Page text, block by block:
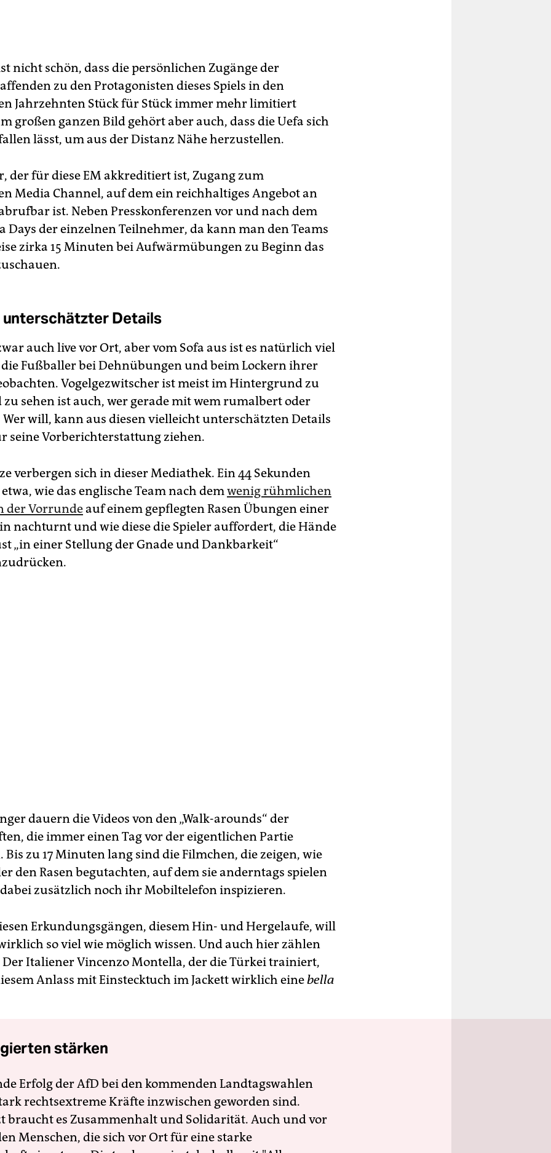
nicht schön, dass die persönlichen Zugänge der
zu den Protagonisten dieses Spiels in den
Jahrzehnten Stück für Stück immer mehr limitiert
großen ganzen Bild gehört aber auch, dass die Uefa sich
lässt, um aus der Distanz Nähe herzustellen.
der für diese EM akkreditiert ist, Zugang zum
Media Channel, auf dem ein reichhaltiges Angebot an
ist. Neben Presskonferenzen vor und nach dem
Days der einzelnen Teilnehmer, da kann man den Teams
zirka 15 Minuten bei Aufwärmübungen zu Beginn das
unterschätzter Details
auch live vor Ort, aber vom Sofa aus ist es natürlich viel
Fußballer bei Dehnübungen und beim Lockern ihrer
Vogelgezwitscher ist meist im Hintergrund zu
zu sehen ist auch, wer gerade mit wem rumalbert oder
will, kann aus diesen vielleicht unterschätzten Details
seine Vorberichterstattung ziehen.
verbergen sich in dieser Mediathek. Ein 44 Sekunden
wie das englische Team nach demwenig rühmlichen
der Vorrundeauf einem gepflegten Rasen Übungen einer
nachturnt und wie diese die Spieler auffordert, die Hände
„in einer Stellung der Gnade und Dankbarkeit“
dauern die Videos von den „Walk-arounds“ der
die immer einen Tag vor der eigentlichen Partie
zu 17 Minuten lang sind die Filmchen, die zeigen, wie
den Rasen begutachten, auf dem sie anderntags spielen
zusätzlich noch ihr Mobiltelefon inspizieren.
Erkundungsgängen, diesem Hin- und Hergelaufe, will
so viel wie möglich wissen. Und auch hier zählen
Der Italiener Vincenzo Montella, der die Türkei trainiert,
Anlass mit Einstecktuch im Jackett wirklich einebella
stärken
Erfolg der AfD bei den kommenden Landtagswahlen
rechtsextreme Kräfte inzwischen geworden sind.
braucht es Zusammenhalt und Solidarität. Auch und vor
Menschen, die sich vor Ort für eine starke